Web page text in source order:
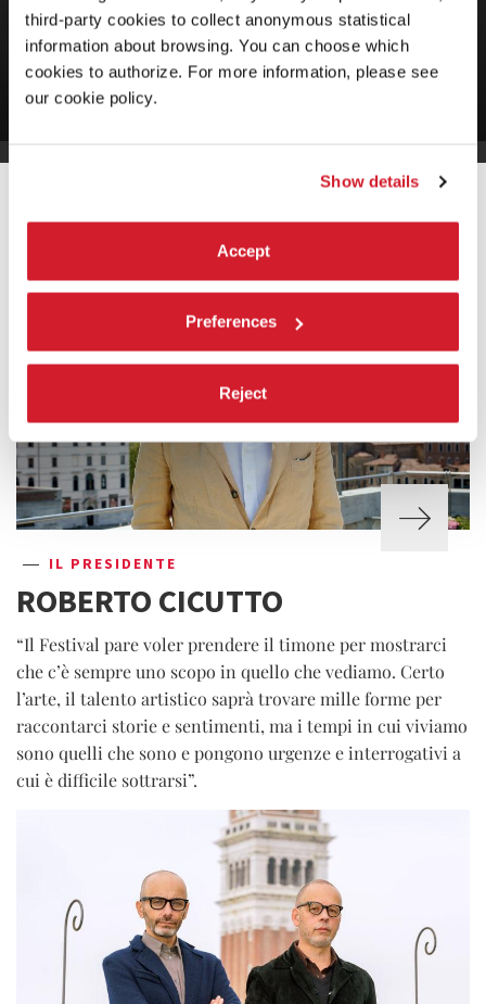
third-party cookies to collect anonymous statistical
information about browsing. You can choose which
cookies to authorize. For more information, please see
our cookie policy.
Show details
Accept
Preferences
Reject
Valerio Leoni
Cuspidi
IL PRESIDENTE
ROBERTO CICUTTO
“Il Festival pare voler prendere il timone per mostrarci
che c’è sempre uno scopo in quello che vediamo. Certo
l’arte, il talento artistico saprà trovare mille forme per
raccontarci storie e sentimenti, ma i tempi in cui viviamo
sono quelli che sono e pongono urgenze e interrogativi a
cui è difficile sottrarsi”.